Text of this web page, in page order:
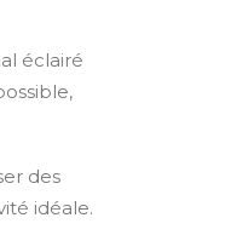
éclairé
des
idéale.